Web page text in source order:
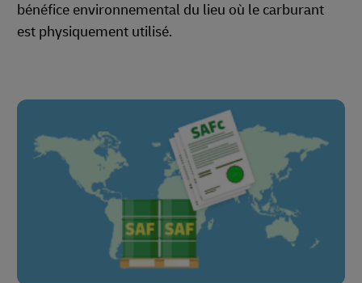
bénéfice environnemental du lieu où le carburant
est physiquement utilisé.